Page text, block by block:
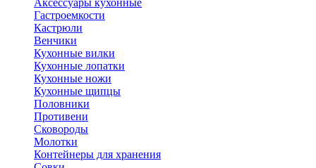
Гастроемкости
Кастрюли
Венчики
Кухонные вилки
Кухонные лопатки
Кухонные ножи
Кухонные щипцы
Половники
Противени
Сковороды
Молотки
Контейнеры для хранения